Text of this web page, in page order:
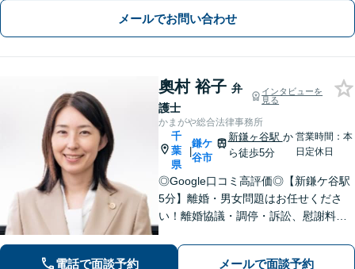
メールでお問い合わせ
奧村 裕子 弁
護士
インタビューを
見る
かまがや総合法律事務所
千
葉
県
|
鎌ケ
谷市
新鎌ヶ谷駅 か
ら徒歩5分
営業時間：本
日定休日
◎Google口コミ高評価◎【新鎌ケ谷駅
5分】離婚・男女問題はお任せくださ
い！離婚協議・調停・訴訟、慰謝料、
向けた新たな一歩を、弁護士が丁寧に
電話で面談予約 メールで面談予約